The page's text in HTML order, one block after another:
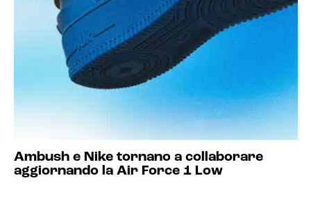
Ambush e Nike tornano a collaborare
aggiornando la Air Force 1 Low